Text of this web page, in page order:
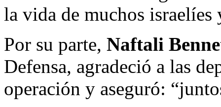
la vida de muchos israelíes
Por su parte, Naftali
Defensa, agradeció a las
operación y aseguró: